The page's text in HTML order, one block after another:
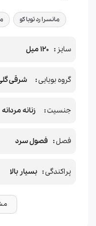
مانسرا رد توباکو
سایز 120 میل
گروه بویایی شرقی
جنسیت زنانه مردانه
فصل فصول سرد
پراکندگی بسیار بالا